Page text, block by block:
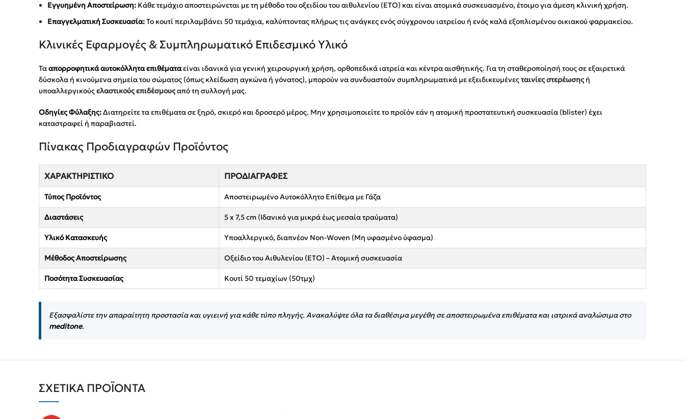
Εγγυημένη Αποστείρωση: Κάθε τεμάχιο αποστειρώνεται με τη μέθοδο του οξειδίου του αιθυλενίου (ETO) και είναι ατομικά συσκευασμένο, έτοιμο για άμεση κλινική χρήση.
Επαγγελματική Συσκευασία:Το κουτί περιλαμβάνει 50 τεμάχια, καλύπτοντας πλήρως τις ανάγκες ενός σύγχρονου ιατρείου ή ενός καλά εξοπλισμένου οικιακού φαρμακείου.
Κλινικές Εφαρμογές & Συμπληρωματικό Επιδεσμικό Υλικό
Τααπορροφητικά αυτοκόλλητα επιθέματαείναι ιδανικά για γενική χειρουργική χρήση, ορθοπεδικά ιατρεία και κέντρα αισθητικής. Για τη σταθεροποίησή τους σε εξαιρετικά
δύσκολα ή κινούμενα σημεία του σώματος (όπως κλείδωση αγκώνα ή γόνατος), μπορούν να συνδυαστούν συμπληρωματικά με εξειδικευμένεςταινίες στερέωσηςή
υποαλλεργικούςελαστικούς επιδέσμουςαπό τη συλλογή μας.
Οδηγίες Φύλαξης:Διατηρείτε τα επιθέματα σε ξηρό, σκιερό και δροσερό μέρος. Μην χρησιμοποιείτε το προϊόν εάν η ατομική προστατευτική συσκευασία (blister) έχει
καταστραφεί ή παραβιαστεί.
Πίνακας Προδιαγραφών Προϊόντος
ΧΑΡΑΚΤΗΡΙΣΤΙΚΌ ΠΡΟΔΙΑΓΡΑΦΈΣ
Τύπος Προϊόντος Αποστειρωμένο Αυτοκόλλητο Επίθεμα με Γάζα
Διαστάσεις 5 x 7,5 cm (Ιδανικό για μικρά έως μεσαία τραύματα)
Υλικό Κατασκευής Υποαλλεργικό, διαπνέον Non-Woven (Μη υφασμένο ύφασμα)
Μέθοδος Αποστείρωσης Οξείδιο του Αιθυλενίου (ETO) – Ατομική συσκευασία
Ποσότητα Συσκευασίας Κουτί 50 τεμαχίων (50τμχ)
Εξασφαλίστε την απαραίτητη προστασία και υγιεινή για κάθε τύπο πληγής. Ανακαλύψτε όλα τα διαθέσιμα μεγέθη σε αποστειρωμένα επιθέματα και ιατρικά αναλώσιμα στο
meditone.
ΣΧΕΤΙΚΆ ΠΡΟΪΌΝΤΑ